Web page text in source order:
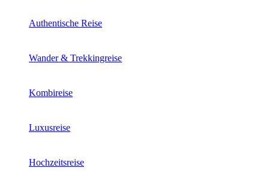
Authentische Reise
Wander & Trekkingreise
Kombireise
Luxusreise
Hochzeitsreise